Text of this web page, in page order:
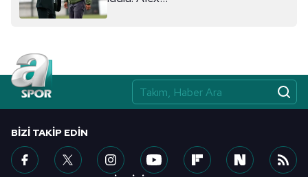
BIZI TAKIP EDIN